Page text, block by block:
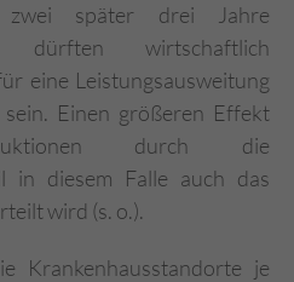
später drei Jahre
dürften wirtschaftlich
eine Leistungsausweitung
sein. Einen größeren Effekt
durch die
in diesem Falle auch das
wird (s. o.).
Krankenhausstandorte je